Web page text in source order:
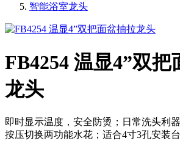
智能浴室龙头
FB4254 温显4”双把
龙头
即时显示温度，安全防烫；日常洗头利
按压切换两功能水花；适合4寸3孔安装